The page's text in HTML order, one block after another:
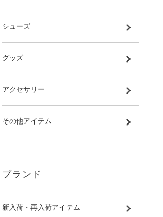
シューズ
グッズ
アクセサリー
その他アイテム
ブランド
新入荷・再入荷アイテム